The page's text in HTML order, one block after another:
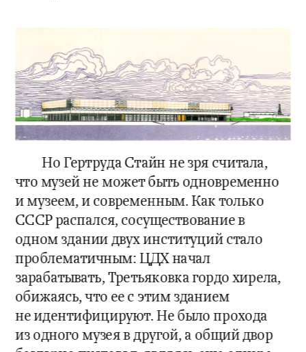
Но Гертруда Стайн не зря считала,
что музей не может быть одновременно
и музеем, и современным. Как только
СССР распался, сосуществование в
одном здании двух институций стало
проблематичным: ЦДХ начал
зарабатывать, Третьяковка гордо хирела,
обижаясь, что ее с этим зданием
не идентифицируют. Не было прохода
из одного музея в другой, а общий двор